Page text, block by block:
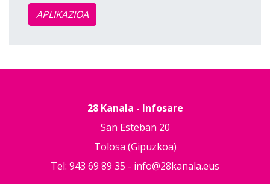
APLIKAZIOA
28 Kanala - Infosare
San Esteban 20
Tolosa (Gipuzkoa)
Tel: 943 69 89 35 - info@28kanala.eus